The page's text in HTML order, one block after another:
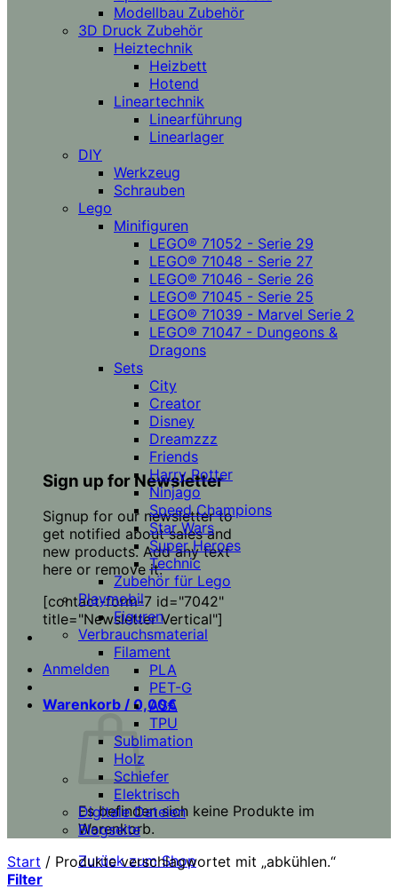
Sign up for Newsletter
Signup for our newsletter to
get notified about sales and
new products. Add any text
here or remove it.
[contact-form-7 id="7042"
title="Newsletter Vertical"]
Anmelden
Warenkorb / 0,00€
Es befinden sich keine Produkte im
Warenkorb.
Zurück zum Shop
Modellbau Zubehör
3D Druck Zubehör
Heiztechnik
Heizbett
Hotend
Lineartechnik
Linearführung
Linearlager
DIY
Werkzeug
Schrauben
Lego
Minifiguren
LEGO® 71052 - Serie 29
LEGO® 71048 - Serie 27
LEGO® 71046 - Serie 26
LEGO® 71045 - Serie 25
LEGO® 71039 - Marvel Serie 2
LEGO® 71047 - Dungeons &
Dragons
Sets
City
Creator
Disney
Dreamzzz
Friends
Harry Potter
Ninjago
Speed Champions
Star Wars
Super Heroes
Technic
Zubehör für Lego
Playmobil
Figuren
Verbrauchsmaterial
Filament
PLA
PET-G
ASA
TPU
Sublimation
Holz
Schiefer
Elektrisch
Digitale Dateien
Blogseite
Start / Produkte verschlagwortet mit „abkühlen.“
Filter